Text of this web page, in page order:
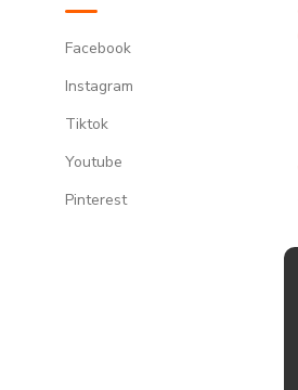
Facebook
Instagram
Tiktok
Youtube
Pinterest